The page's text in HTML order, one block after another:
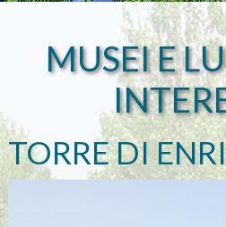
MUSEI E
TORRE DI